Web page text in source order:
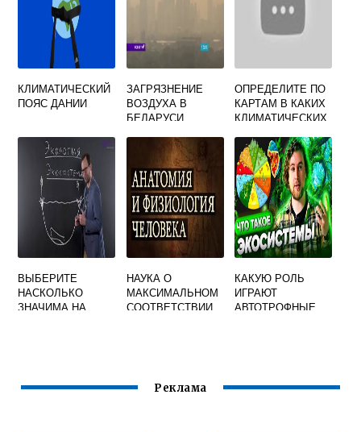
КЛИМАТИЧЕСКИЙ
ПОЯС ДАНИИ
ЗАГРЯЗНЕНИЕ
ВОЗДУХА В
БЕЛАРУСИ
ОПРЕДЕЛИТЕ ПО
КАРТАМ В КАКИХ
КЛИМАТИЧЕСКИХ
РАСПОЛОЖЕНЫ
АФРИКА
АВСТРАЛИЯ
СЕВЕРНАЯ
АМЕРИКА
ВЫБЕРИТЕ
НАСКОЛЬКО
ЗНАЧИМА НА
НАУКА О
МАКСИМАЛЬНОМ
СООТВЕТСТВИИ
ФИЗИОЛОГИИ
КАКУЮ РОЛЬ
ИГРАЮТ
АВТОТРОФНЫЕ
Реклама